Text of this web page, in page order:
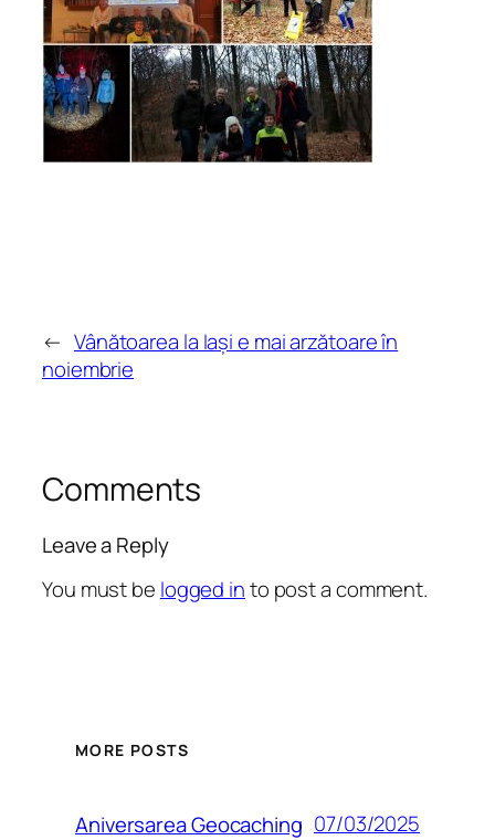
← Vânătoarea la Iași e mai arzătoare în
noiembrie
Comments
Leave a Reply
You must be logged into post a comment.
MORE POSTS
Aniversarea Geocaching 07/03/2025